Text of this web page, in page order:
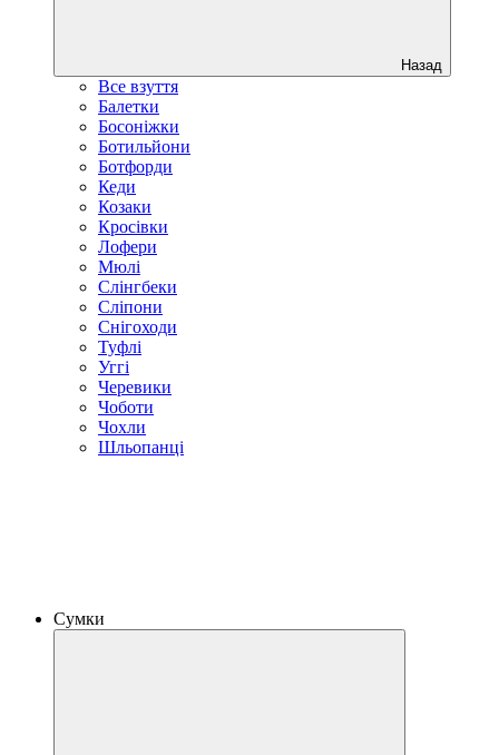
Назад
Все взуття
Балетки
Босоніжки
Ботильйони
Ботфорди
Кеди
Козаки
Кросівки
Лофери
Мюлі
Слінгбеки
Сліпони
Снігоходи
Туфлі
Уггі
Черевики
Чоботи
Чохли
Шльопанці
Сумки